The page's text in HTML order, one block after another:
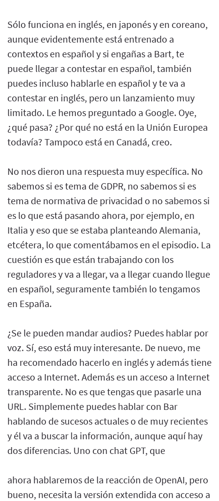
Sólo funciona en inglés, en japonés y en coreano,
aunque evidentemente está entrenado a
contextos en español y si engañas a Bart, te
puede llegar a contestar en español, también
puedes incluso hablarle en español y te va a
contestar en inglés, pero un lanzamiento muy
limitado. Le hemos preguntado a Google. Oye,
¿qué pasa? ¿Por qué no está en la Unión Europea
todavía? Tampoco está en Canadá, creo.
No nos dieron una respuesta muy específica. No
sabemos si es tema de GDPR, no sabemos si es
tema de normativa de privacidad o no sabemos si
es lo que está pasando ahora, por ejemplo, en
Italia y eso que se estaba planteando Alemania,
etcétera, lo que comentábamos en el episodio. La
cuestión es que están trabajando con los
reguladores y va a llegar, va a llegar cuando llegue
en español, seguramente también lo tengamos
en España.
¿Se le pueden mandar audios? Puedes hablar por
voz. Sí, eso está muy interesante. De nuevo, me
ha recomendado hacerlo en inglés y además tiene
acceso a Internet. Además es un acceso a Internet
transparente. No es que tengas que pasarle una
URL. Simplemente puedes hablar con Bar
hablando de sucesos actuales o de muy recientes
y él va a buscar la información, aunque aquí hay
dos diferencias. Uno con chat GPT, que
ahora hablaremos de la reacción de OpenAI, pero
bueno, necesita la versión extendida con acceso a